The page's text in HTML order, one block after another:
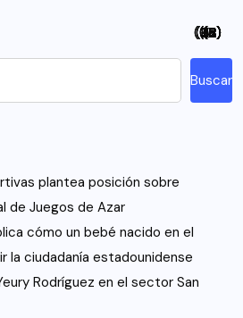
Buscar
plantea posición sobre
de Juegos de Azar
cómo un bebé nacido en el
la ciudadanía estadounidense
Rodríguez en el sector San
(5)
(26)
(21)
(12)
(7)
(94)
(48)
(115)
(26)
(18)
(2)
(6)